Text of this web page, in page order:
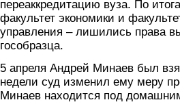
переаккредитацию вуза. По
факультет экономики и
управления – лишились права
гособразца.
5 апреля Андрей Минаев был
недели суд изменил ему меру
Минаев находится под